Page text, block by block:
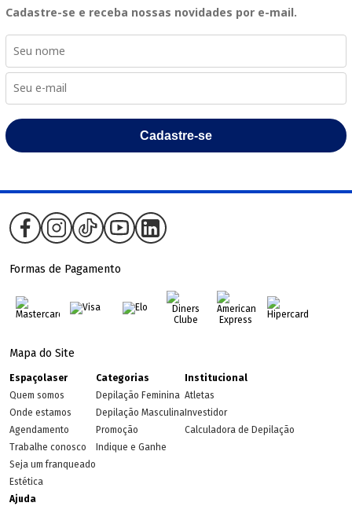
Cadastre-se e receba nossas novidades por e-mail.
Cadastre-se
Formas de Pagamento
Mapa do Site
Espaçolaser
Quem somos
Onde estamos
Agendamento
Trabalhe conosco
Seja um franqueado
Estética
Categorias
Depilação Feminina
Depilação Masculina
Promoção
Indique e Ganhe
Institucional
Atletas
Investidor
Calculadora de Depilação
Ajuda